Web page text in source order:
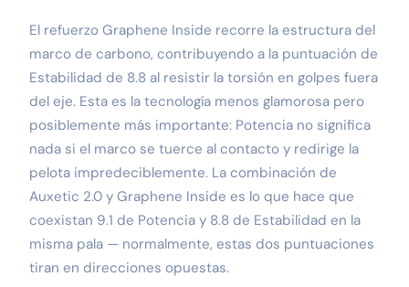
El refuerzo Graphene Inside recorre la estructura del
marco de carbono, contribuyendo a la puntuación de
Estabilidad de 8.8 al resistir la torsión en golpes fuera
del eje. Esta es la tecnología menos glamorosa pero
posiblemente más importante: Potencia no significa
nada si el marco se tuerce al contacto y redirige la
pelota impredeciblemente. La combinación de
Auxetic 2.0 y Graphene Inside es lo que hace que
coexistan 9.1 de Potencia y 8.8 de Estabilidad en la
misma pala — normalmente, estas dos puntuaciones
tiran en direcciones opuestas.